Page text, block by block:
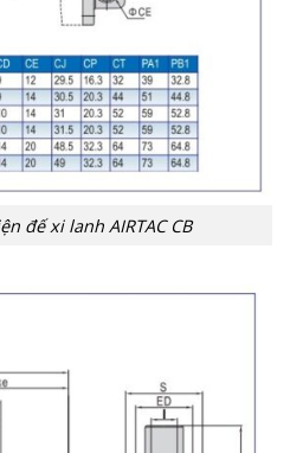
đế xi lanh AIRTAC CB